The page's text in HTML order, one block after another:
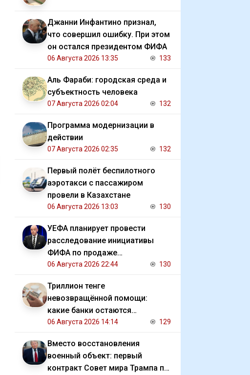
Джанни Инфантино признал,
что совершил ошибку. При этом
он остался президентом ФИФА
06 Августа 2026 13:35 133
Аль Фараби: городская среда и
субъектность человека
07 Августа 2026 02:04 132
Программа модернизации в
действии
07 Августа 2026 02:35 132
Первый полёт беспилотного
аэротакси с пассажиром
провели в Казахстане
06 Августа 2026 13:03 130
УЕФА планирует провести
расследование инициативы
ФИФА по продаже
коммерческих прав на ЧМ
06 Августа 2026 22:44 130
Триллион тенге
невозвращённой помощи:
какие банки остаются
должниками государства
06 Августа 2026 14:14 129
Вместо восстановления
военный объект: первый
контракт Совет мира Трампа по